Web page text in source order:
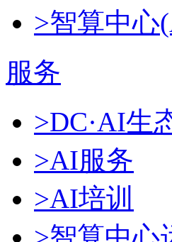
>智算中心
服务
>DC·AI生
>AI服务
>AI培训